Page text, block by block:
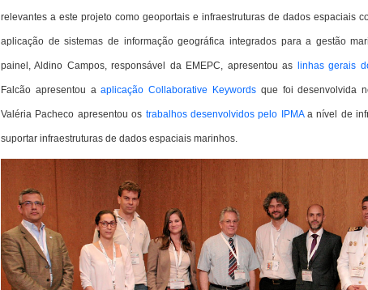
relevantes a este projeto como geoportais e infraestruturas de dados espaciais
aplicação de sistemas de informação geográfica integrados para a gestão
painel, Aldino Campos, responsável da EMEPC, apresentou as linhas gerais
Falcão apresentou aaplicação Collaborative Keywords que foi desenvolvida
Valéria Pacheco apresentou os trabalhos desenvolvidos pelo IPMAa nível de
suportar infraestruturas de dados espaciais marinhos.